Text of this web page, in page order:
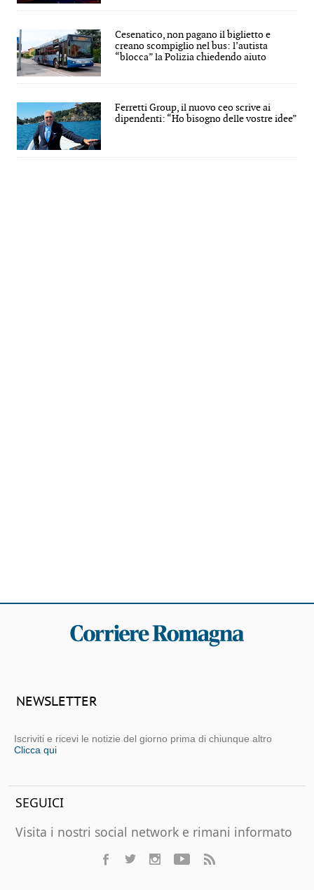
Cesenatico, non pagano il biglietto e
creano scompiglio nel bus: l’autista
“blocca” la Polizia chiedendo aiuto
Ferretti Group, il nuovo ceo scrive ai
dipendenti: “Ho bisogno delle vostre idee”
NEWSLETTER
Iscriviti e ricevi le notizie del giorno prima di chiunque altro
Clicca qui
SEGUICI
Visita i nostri social network e rimani informato